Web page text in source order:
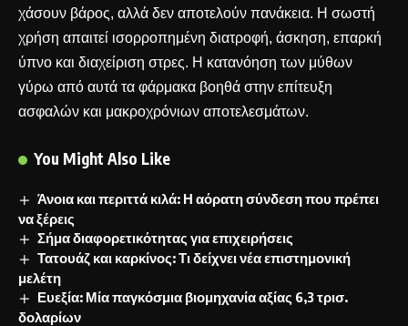
χάσουν βάρος, αλλά δεν αποτελούν πανάκεια. Η σωστή
χρήση απαιτεί ισορροπημένη διατροφή, άσκηση, επαρκή
ύπνο και διαχείριση στρες. Η κατανόηση των μύθων
γύρω από αυτά τα φάρμακα βοηθά στην επίτευξη
ασφαλών και μακροχρόνιων αποτελεσμάτων.
You Might Also Like
Άνοια και περιττά κιλά: Η αόρατη σύνδεση που πρέπει
να ξέρεις
Σήμα διαφορετικότητας για επιχειρήσεις
Τατουάζ και καρκίνος: Τι δείχνει νέα επιστημονική
μελέτη
Ευεξία: Μία παγκόσμια βιομηχανία αξίας 6,3 τρισ.
δολαρίων